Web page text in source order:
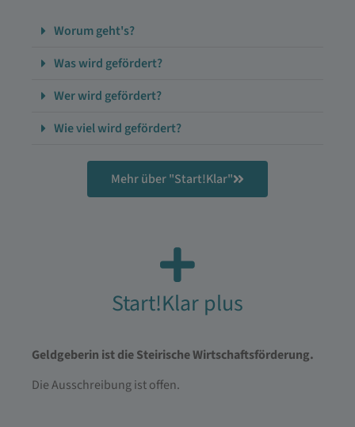
Worum geht's?
Was wird gefördert?
Wer wird gefördert?
Wie viel wird gefördert?
Mehr über "Start!Klar"
Start!Klar plus
Geldgeberin ist die Steirische Wirtschaftsförderung.
Die Ausschreibung ist offen.